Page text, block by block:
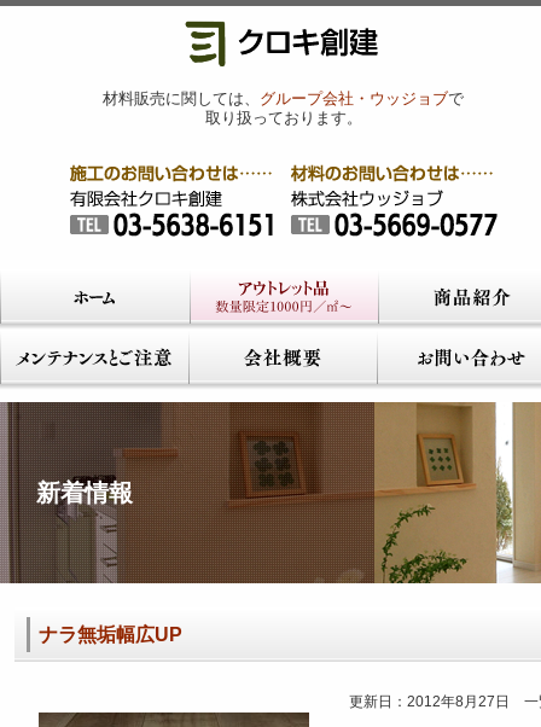
材料販売に関しては、 グループ会社・ウッジョブで
取り扱っております。
新着情報
ナラ無垢幅広UP
更新日：2012年8月27日 一